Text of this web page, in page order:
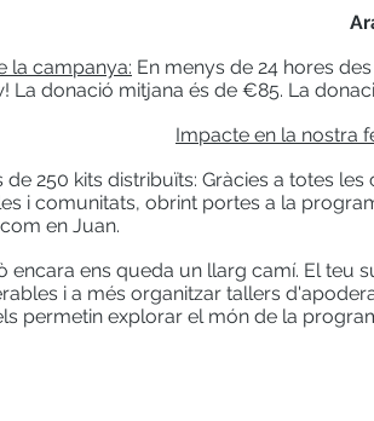
la campanya: En menys de 24 hores
La donació mitjana és de €85. La
Impacte en la nostra
de 250 kits distribuïts: Gràcies a totes
i comunitats, obrint portes a la
en Juan.
encara ens queda un llarg camí. El teu
i a més organitzar tallers
permetin explorar el món de la